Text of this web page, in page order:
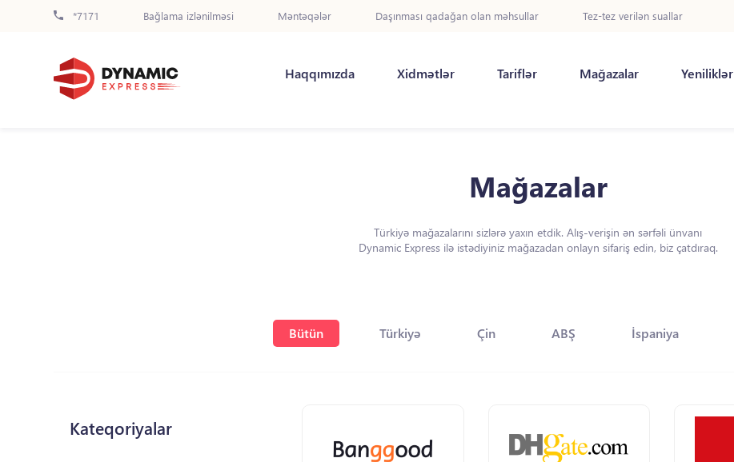
*7171 Bağlama izlənilməsi Məntəqələr Daşınması qadağan olan məhsullar Tez-tez verilən suallar
Haqqımızda Xidmətlər Tariflər Mağazalar Yeniliklər
Mağazalar
Türkiyə mağazalarını sizlərə yaxın etdik. Alış-verişin ən sərfəli ünvanı
Dynamic Express ilə istədiyiniz mağazadan onlayn sifariş edin, biz çatdıraq.
Bütün Türkiyə Çin ABŞ İspaniya
Kateqoriyalar